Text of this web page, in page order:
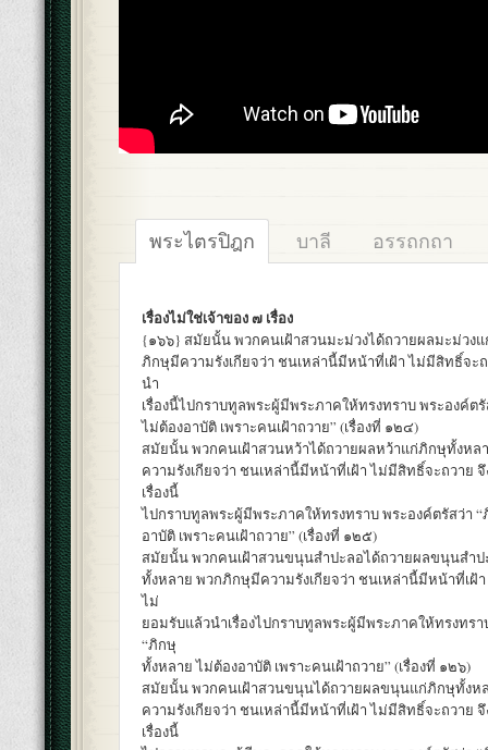
พระไตรปิฎก บาลี อรรถกถา
เรื่องไม่ใช่เจ้าของ ๗ เรื่อง
{๑๖๖} สมัยนั้น พวกคนเฝ้าสวนมะม่วงได้ถวายผลมะม่วง
ภิกษุมีความรังเกียจว่า ชนเหล่านี้มีหน้าที่เฝ้า ไม่มีสิทธิ์จะ
นำ
เรื่องนี้ไปกราบทูลพระผู้มีพระภาคให้ทรงทราบ พระองค์ต
ไม่ต้องอาบัติ เพราะคนเฝ้าถวาย” (เรื่องที่ ๑๒๔)
สมัยนั้น พวกคนเฝ้าสวนหว้าได้ถวายผลหว้าแก่ภิกษุทั้งห
ความรังเกียจว่า ชนเหล่านี้มีหน้าที่เฝ้า ไม่มีสิทธิ์จะถวาย
เรื่องนี้
ไปกราบทูลพระผู้มีพระภาคให้ทรงทราบ พระองค์ตรัสว่า
อาบัติ เพราะคนเฝ้าถวาย” (เรื่องที่ ๑๒๕)
สมัยนั้น พวกคนเฝ้าสวนขนุนสำปะลอได้ถวายผลขนุนสำ
ทั้งหลาย พวกภิกษุมีความรังเกียจว่า ชนเหล่านี้มีหน้าที่เฝ้
ไม่
ยอมรับแล้วนำเรื่องไปกราบทูลพระผู้มีพระภาคให้ทรงทรา
“ภิกษุ
ทั้งหลาย ไม่ต้องอาบัติ เพราะคนเฝ้าถวาย” (เรื่องที่ ๑๒๖)
สมัยนั้น พวกคนเฝ้าสวนขนุนได้ถวายผลขนุนแก่ภิกษุทั้งห
ความรังเกียจว่า ชนเหล่านี้มีหน้าที่เฝ้า ไม่มีสิทธิ์จะถวาย
เรื่องนี้